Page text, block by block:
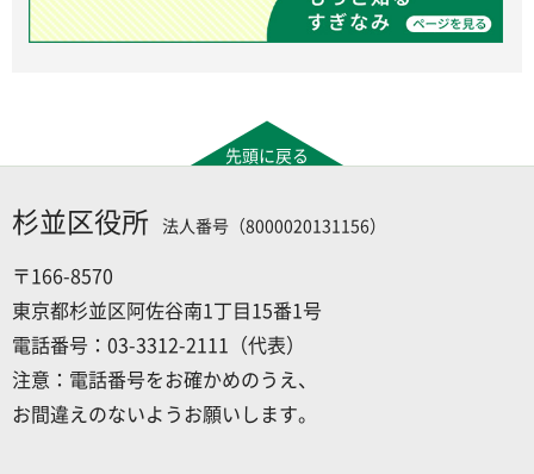
先頭に戻る
杉並区役所 法人番号（8000020131156）
〒166-8570
東京都杉並区阿佐谷南1丁目15番1号
電話番号：03-3312-2111（代表）
注意：電話番号をお確かめのうえ、
お間違えのないようお願いします。